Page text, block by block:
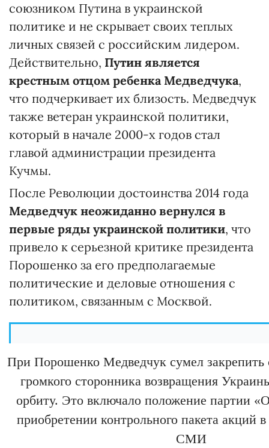
союзником Путина в украинской
политике и не скрывает своих теплых
личных связей с российским лидером.
Действительно, Путин является
крестным отцом ребенка Медведчука,
что подчеркивает их близость. Медведчук
также ветеран украинской политики,
который в начале 2000-х годов стал
главой администрации президента
Кучмы.
После Революции достоинства 2014 года
Медведчук неожиданно вернулся в
первые ряды украинской политики, что
привело к серьезной критике президента
Порошенко за его предполагаемые
политические и деловые отношения с
политиком, связанным с Москвой.
При Порошенко Медведчук сумел закрепить
громкого сторонника возвращения
орбиту. Это включало положение партии
приобретении контрольного пакета акций
СМИ